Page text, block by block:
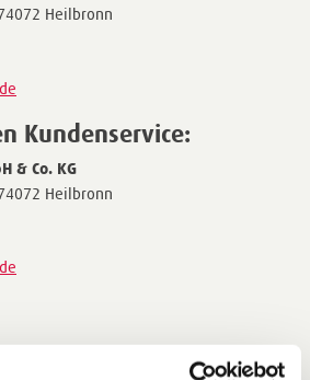
Heilbronn
Kundenservice:
& Co. KG
Heilbronn